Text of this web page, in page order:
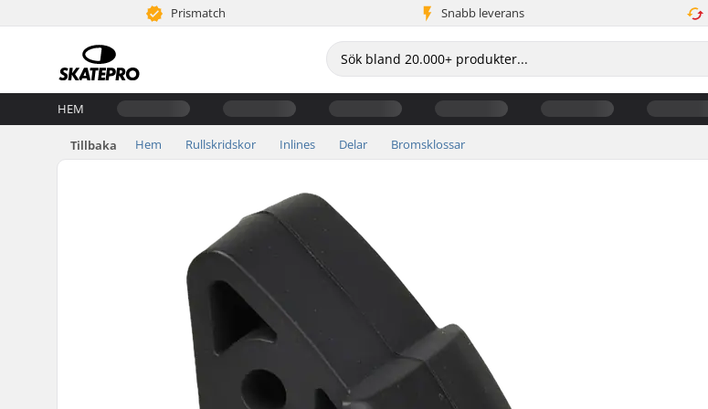
Prismatch Snabb leverans
HEM
Tillbaka Hem Rullskridskor Inlines Delar Bromsklossar